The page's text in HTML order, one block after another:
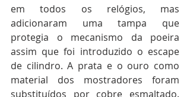
em todos os relógios, mas
adicionaram uma tampa que
protegia o mecanismo da poeira
assim que foi introduzido o escape
de cilindro. A prata e o ouro como
material dos mostradores foram
substituídos por cobre esmaltado.